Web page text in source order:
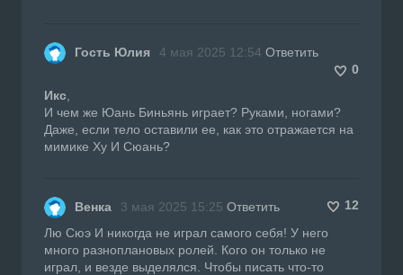
Гость Юлия 4 мая 2025 12:54 Ответить
0
Икс
И чем же Юань Биньянь играет? Руками, ногами?
Даже, если тело оставили ее, как это отражается на
мимике Ху И Сюань?
Венка 3 мая 2025 15:25 Ответить
12
Лю Сюэ И никогда не играл самого себя! У него
много разноплановых ролей. Кого он только не
играл, и везде выделялся. Чтобы писать что-то